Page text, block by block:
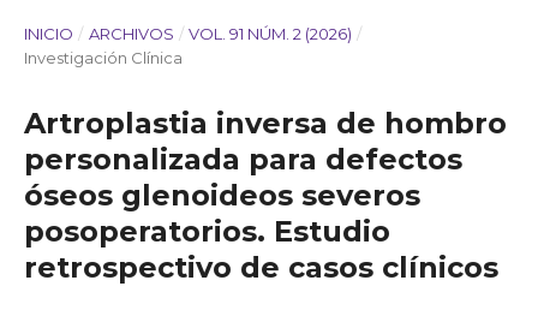
INICIO / ARCHIVOS / VOL. 91 NÚM. 2 (2026) /
Investigación Clínica
Artroplastia inversa de hombro
personalizada para defectos
óseos glenoideos severos
posoperatorios. Estudio
retrospectivo de casos clínicos